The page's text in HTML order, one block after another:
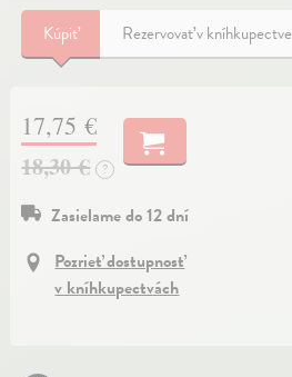
Kúpiť Rezervovať v kníhkupectve
17,75 €
18,30 €
?
Zasielame do 12 dní
Pozrieť dostupnosť
v kníhkupectvách